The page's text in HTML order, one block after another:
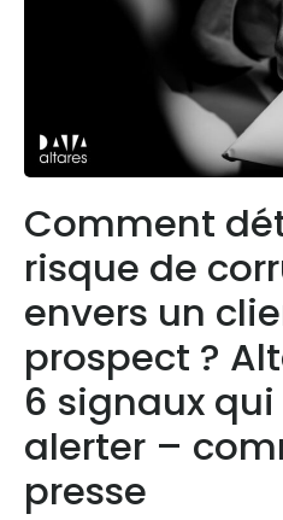
Nos partenaires
Comment
risque de
envers un
prospect ?
6 signaux
alerter –
presse